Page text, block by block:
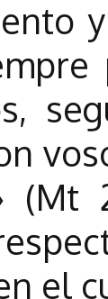
(Mt
el